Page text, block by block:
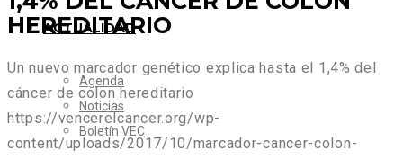
ACTUALIDAD
Agenda
Noticias
Boletín VEC
HEREDITARIO
Un nuevo marcador genético explica hasta el 1,4% del
cáncer de colon hereditario
https://vencerelcancer.org/wp-
content/uploads/2017/10/marcador-cancer-colon-